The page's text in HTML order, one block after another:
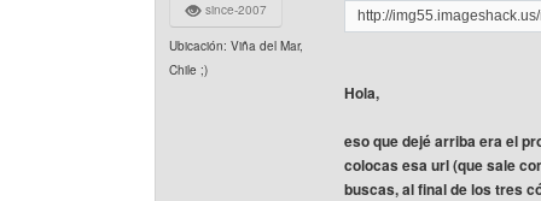
since-2007
Ubicación: Viña del Mar,
Chile ;)
http://
Hola,
eso que dejé arriba era el
colocas esa url (que sale
buscas, al final de los tres